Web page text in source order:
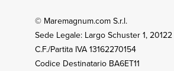
© Maremagnum.com S.r.l.
Sede Legale: Largo Schuster 1,
C.F./Partita IVA 13162270154
Codice Destinatario BA6ET11